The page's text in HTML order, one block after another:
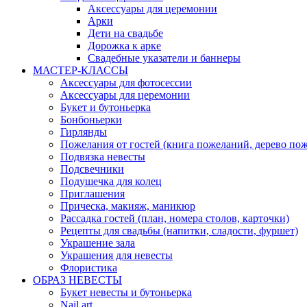
Аксессуары для церемонии
Арки
Дети на свадьбе
Дорожка к арке
Свадебные указатели и баннеры
МАСТЕР-КЛАССЫ
Аксессуары для фотосессии
Аксессуары для церемонии
Букет и бутоньерка
Бонбоньерки
Гирлянды
Пожелания от гостей (книга пожеланий, дерево
Подвязка невесты
Подсвечники
Подушечка для колец
Приглашения
Прическа, макияж, маникюр
Рассадка гостей (план, номера столов, карточки)
Рецепты для свадьбы (напитки, сладости, фуршет)
Украшение зала
Украшения для невесты
Флористика
ОБРАЗ НЕВЕСТЫ
Букет невесты и бутоньерка
Nail art